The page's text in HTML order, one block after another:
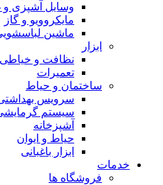
وسایل آشپزی و
مایکروویو و گاز
ماشین
ابزار
نظافت و خیاطی
تعمیرات
ساختمان و حیاط
سرویس
سیستم
آشپزخانه
حیاط و ایوان
ابزار باغبانی
خدمات
فروشگاه ها